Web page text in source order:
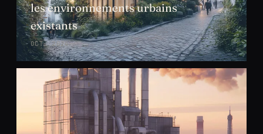
les environnements urbains
existants
OCT. 2024